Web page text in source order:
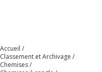
Marque
Accueil
Classement et Archivage
Chemises